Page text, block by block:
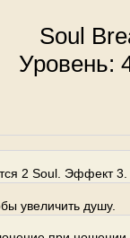
Soul
Уровень:
2 Soul. Эффект 3.
увеличить душу.